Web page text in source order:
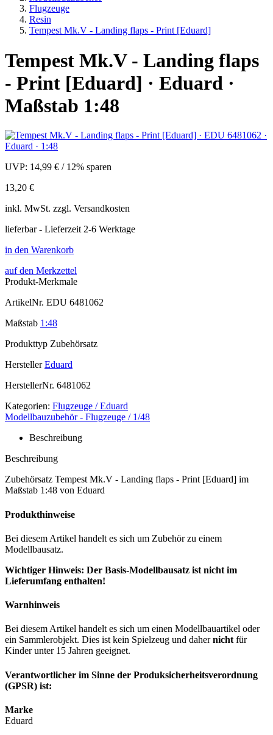
Flugzeuge
Resin
Tempest Mk.V - Landing flaps - Print [Eduard]
Tempest Mk.V - Landing flaps
- Print [Eduard] · Eduard ·
Maßstab 1:48
UVP: 14,99 € / 12% sparen
13,20 €
inkl. MwSt. zzgl. Versandkosten
lieferbar - Lieferzeit 2-6 Werktage
in den Warenkorb
auf den Merkzettel
Produkt-Merkmale
ArtikelNr. EDU 6481062
Maßstab 1:48
Produkttyp Zubehörsatz
Hersteller Eduard
HerstellerNr. 6481062
Kategorien: Flugzeuge / Eduard
Modellbauzubehör - Flugzeuge / 1/48
Beschreibung
Beschreibung
Zubehörsatz Tempest Mk.V - Landing flaps - Print [Eduard] im
Maßstab 1:48 von Eduard
Produkthinweise
Bei diesem Artikel handelt es sich um Zubehör zu einem
Modellbausatz.
Wichtiger Hinweis: Der Basis-Modellbausatz ist nicht im
Lieferumfang enthalten!
Warnhinweis
Bei diesem Artikel handelt es sich um einen Modellbauartikel oder
ein Sammlerobjekt. Dies ist kein Spielzeug und dahernicht für
Kinder unter 15 Jahren geeignet.
Verantwortlicher im Sinne der Produksicherheitsverordnung
(GPSR) ist:
Marke
Eduard